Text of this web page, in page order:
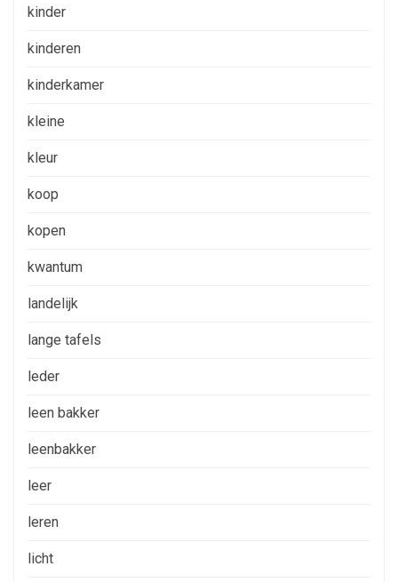
kinder
kinderen
kinderkamer
kleine
kleur
koop
kopen
kwantum
landelijk
lange tafels
leder
leen bakker
leenbakker
leer
leren
licht